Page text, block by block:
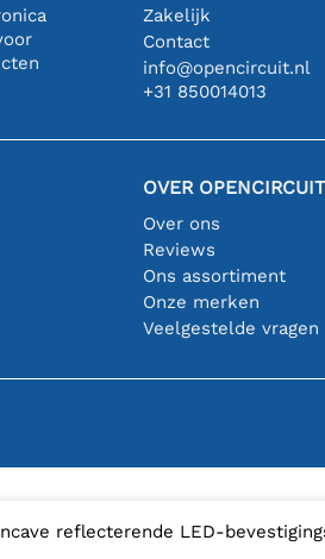
reflecterende LED-
Zakelijk
Contact
info@opencircuit.nl
+31 850014013
OVER OPENCIRCUIT
Over ons
Reviews
Ons assortiment
Onze merken
Veelgestelde vragen